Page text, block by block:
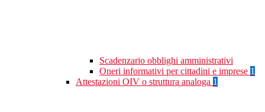
Scadenzario obblighi amministrativi
Oneri informativi per cittadini e imprese 1
Attestazioni OIV o struttura analoga 1